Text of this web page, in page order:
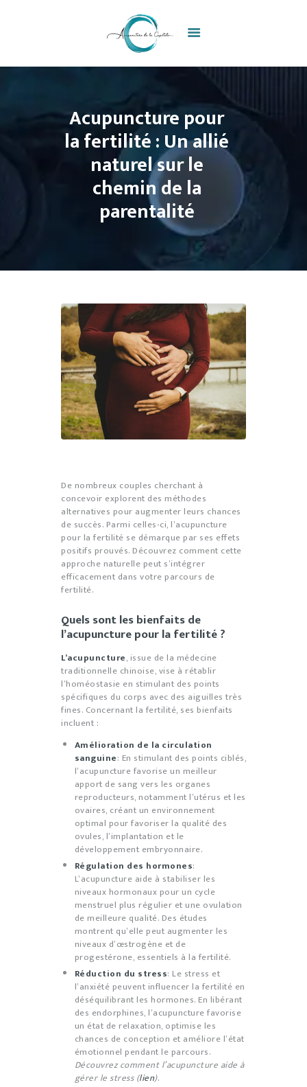
Acupuncture pour
la fertilité : Un allié
naturel sur le
chemin de la
parentalité
NOTRE CLINIQUE
NOS SERVICES
PRENDRE UN RENDEZ-
VOUS
BLOGUE
De nombreux couples cherchant à
concevoir explorent des méthodes
alternatives pour augmenter leurs chances
de succès. Parmi celles-ci, l’acupuncture
pour la fertilité se démarque par ses effets
positifs prouvés. Découvrez comment cette
approche naturelle peut s’intégrer
efficacement dans votre parcours de
fertilité.
Quels sont les bienfaits de
l’acupuncture pour la fertilité ?
L’acupuncture, issue de la médecine
traditionnelle chinoise, vise à rétablir
l’homéostasie en stimulant des points
spécifiques du corps avec des aiguilles très
fines. Concernant la fertilité, ses bienfaits
incluent :
Amélioration de la circulation
sanguine: En stimulant des points ciblés,
l’acupuncture favorise un meilleur
apport de sang vers les organes
reproducteurs, notamment l’utérus et les
ovaires, créant un environnement
optimal pour favoriser la qualité des
ovules, l’implantation et le
développement embryonnaire.
Régulation des hormones:
L’acupuncture aide à stabiliser les
niveaux hormonaux pour un cycle
menstruel plus régulier et une ovulation
de meilleure qualité. Des études
montrent qu’elle peut augmenter les
niveaux d’œstrogène et de
progestérone, essentiels à la fertilité.
Réduction du stress: Le stress et
l’anxiété peuvent influencer la fertilité en
déséquilibrant les hormones. En libérant
des endorphines, l’acupuncture favorise
un état de relaxation, optimise les
chances de conception et améliore l’état
émotionnel pendant le parcours.
Découvrez comment l’acupuncture aide à
gérer le stress (lien).